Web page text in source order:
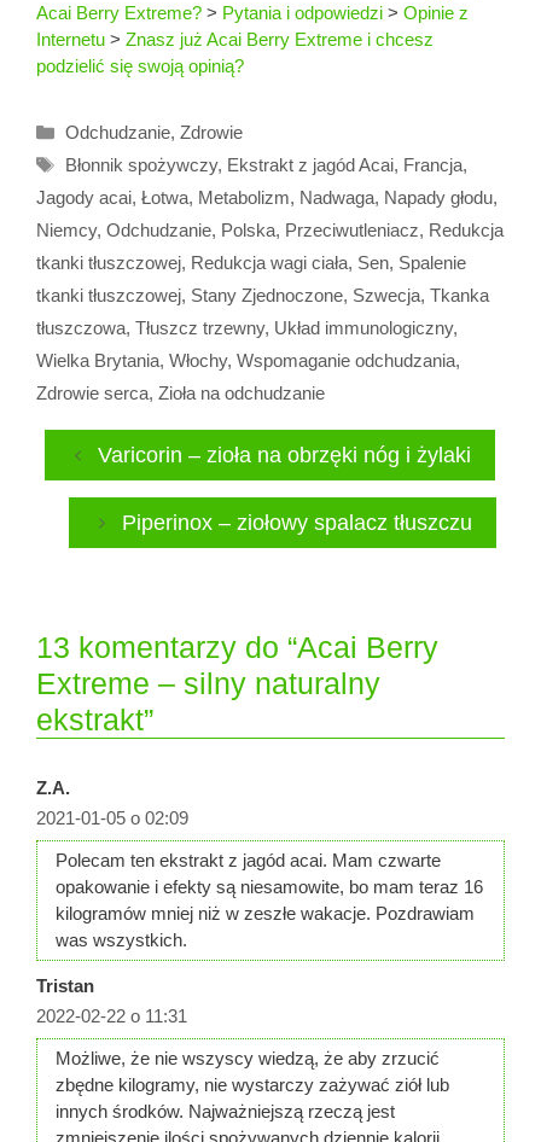
Acai Berry Extreme? > Pytania i odpowiedzi > Opinie z
Internetu > Znasz już Acai Berry Extreme i chcesz
podzielić się swoją opinią?
Kategorie
Odchudzanie, Zdrowie
Tagi
Błonnik spożywczy, Ekstrakt z jagód Acai, Francja,
Jagody acai, Łotwa, Metabolizm, Nadwaga, Napady głodu,
Niemcy, Odchudzanie, Polska, Przeciwutleniacz, Redukcja
tkanki tłuszczowej, Redukcja wagi ciała, Sen, Spalenie
tkanki tłuszczowej, Stany Zjednoczone, Szwecja, Tkanka
tłuszczowa, Tłuszcz trzewny, Układ immunologiczny,
Wielka Brytania, Włochy, Wspomaganie odchudzania,
Zdrowie serca, Zioła na odchudzanie
Varicorin – zioła na obrzęki nóg i żylaki
Piperinox – ziołowy spalacz tłuszczu
13 komentarzy do “Acai Berry
Extreme – silny naturalny
ekstrakt”
Z.A.
2021-01-05 o 02:09
Polecam ten ekstrakt z jagód acai. Mam czwarte
opakowanie i efekty są niesamowite, bo mam teraz 16
kilogramów mniej niż w zeszłe wakacje. Pozdrawiam
was wszystkich.
Tristan
2022-02-22 o 11:31
Możliwe, że nie wszyscy wiedzą, że aby zrzucić
zbędne kilogramy, nie wystarczy zażywać ziół lub
innych środków. Najważniejszą rzeczą jest
zmniejszenie ilości spożywanych dziennie kalorii.